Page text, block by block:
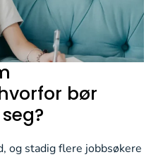
bør
og stadig flere jobbsøkere